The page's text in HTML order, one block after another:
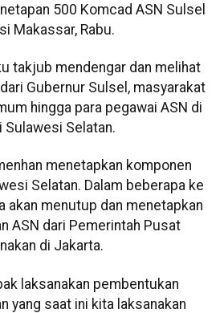
500 Komcad ASN Sulsel
Makassar, Rabu.
takjub mendengar dan melihat
Gubernur Sulsel, masyarakat
hingga para pegawai ASN di
Sulawesi Selatan.
menetapkan komponen
Selatan. Dalam beberapa ke
akan menutup dan menetapkan
ASN dari Pemerintah Pusat
di Jakarta.
laksanakan pembentukan
yang saat ini kita laksanakan